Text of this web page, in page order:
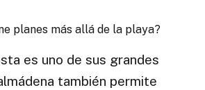
planes más allá de la playa?
es uno de sus grandes
también permite